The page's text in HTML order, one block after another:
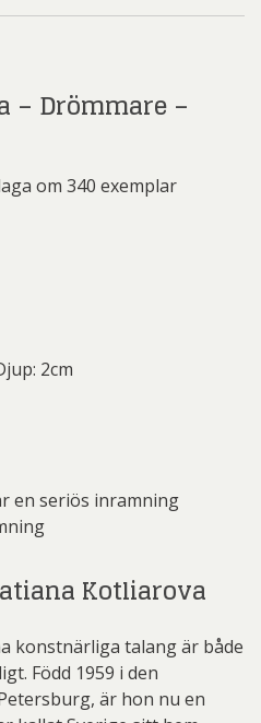
– Drömmare –
om 340 exemplar
2cm
en seriös inramning
Kotliarova
konstnärliga talang är både
Född 1959 i den
är hon nu en